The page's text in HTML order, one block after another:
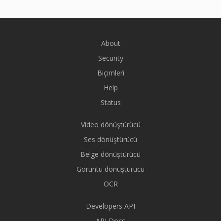
About
Security
Biçimleri
Help
Status
Video dönüştürücü
Ses dönüştürücü
Belge dönüştürücü
Görüntü dönüştürücü
OCR
Developers API